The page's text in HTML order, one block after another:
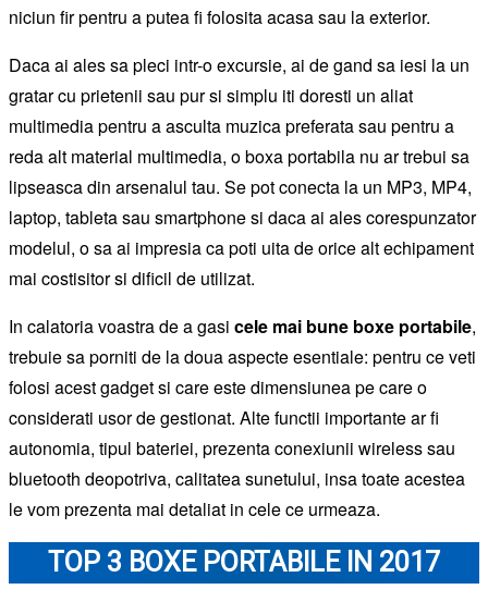
niciun fir pentru a putea fi folosita acasa sau la exterior.
Daca ai ales sa pleci intr-o excursie, ai de gand sa iesi la un
gratar cu prietenii sau pur si simplu iti doresti un aliat
multimedia pentru a asculta muzica preferata sau pentru a
reda alt material multimedia, o boxa portabila nu ar trebui sa
lipseasca din arsenalul tau. Se pot conecta la un MP3, MP4,
laptop, tableta sau smartphone si daca ai ales corespunzator
modelul, o sa ai impresia ca poti uita de orice alt echipament
mai costisitor si dificil de utilizat.
In calatoria voastra de a gasi cele mai bune boxe portabile,
trebuie sa porniti de la doua aspecte esentiale: pentru ce veti
folosi acest gadget si care este dimensiunea pe care o
considerati usor de gestionat. Alte functii importante ar fi
autonomia, tipul bateriei, prezenta conexiunii wireless sau
bluetooth deopotriva, calitatea sunetului, insa toate acestea
le vom prezenta mai detaliat in cele ce urmeaza.
TOP 3 BOXE PORTABILE IN 2017